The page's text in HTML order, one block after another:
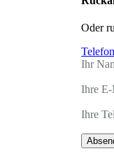
Oder
Ihr
Ihre
Ihre